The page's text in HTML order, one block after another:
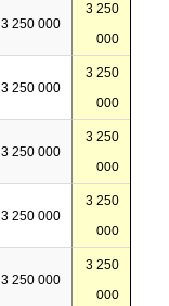
3 250 000
3 250
000
3 250 000
3 250
000
3 250 000
3 250
000
3 250 000
3 250
000
3 250 000
3 250
000